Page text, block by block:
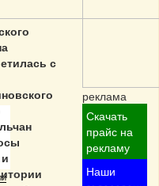
с
реклама
Скачать
прайс на
рекламу
Наши